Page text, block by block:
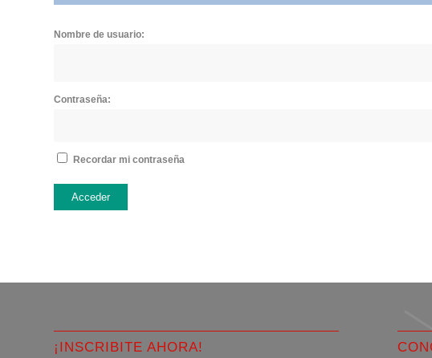
Nombre de usuario:
Contraseña:
Recordar mi contraseña
Acceder
¡INSCRIBITE AHORA!